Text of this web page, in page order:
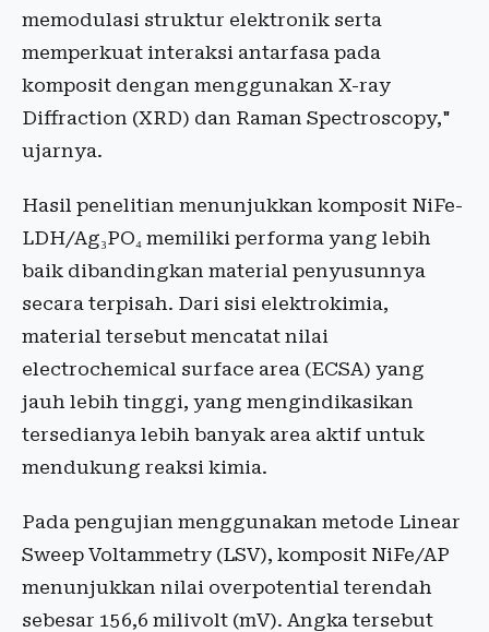
memodulasi struktur elektronik serta
memperkuat interaksi antarfasa pada
komposit dengan menggunakan X-ray
Diffraction (XRD) dan Raman Spectroscopy,"
ujarnya.
Hasil penelitian menunjukkan komposit NiFe-
LDH/Ag₃PO₄ memiliki performa yang lebih
baik dibandingkan material penyusunnya
secara terpisah. Dari sisi elektrokimia,
material tersebut mencatat nilai
electrochemical surface area (ECSA) yang
jauh lebih tinggi, yang mengindikasikan
tersedianya lebih banyak area aktif untuk
mendukung reaksi kimia.
Pada pengujian menggunakan metode Linear
Sweep Voltammetry (LSV), komposit NiFe/AP
menunjukkan nilai overpotential terendah
sebesar 156,6 milivolt (mV). Angka tersebut